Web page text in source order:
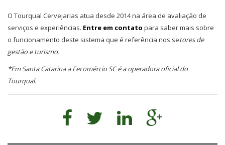
O Tourqual Cervejarias atua desde 2014 na área de avaliação de
serviços e experiências. Entre em contato para saber mais sobre
o funcionamento deste sistema que é referência nos setores de
gestão e turismo.
*Em Santa Catarina a Fecomércio SC é a operadora oficial do
Tourqual.